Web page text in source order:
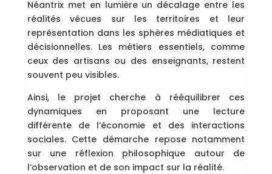
Néantrix met en lumière un décalage entre les
réalités vécues sur les territoires et leur
représentation dans les sphères médiatiques et
décisionnelles. Les métiers essentiels, comme
ceux des artisans ou des enseignants, restent
souvent peu visibles.
Ainsi, le projet cherche à rééquilibrer ces
dynamiques en proposant une lecture
différente de l’économie et des interactions
sociales. Cette démarche repose notamment
sur une réflexion philosophique autour de
l’observation et de son impact sur la réalité.